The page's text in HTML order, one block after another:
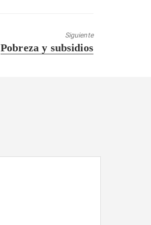
Siguiente
Entrada
Pobreza y subsidios